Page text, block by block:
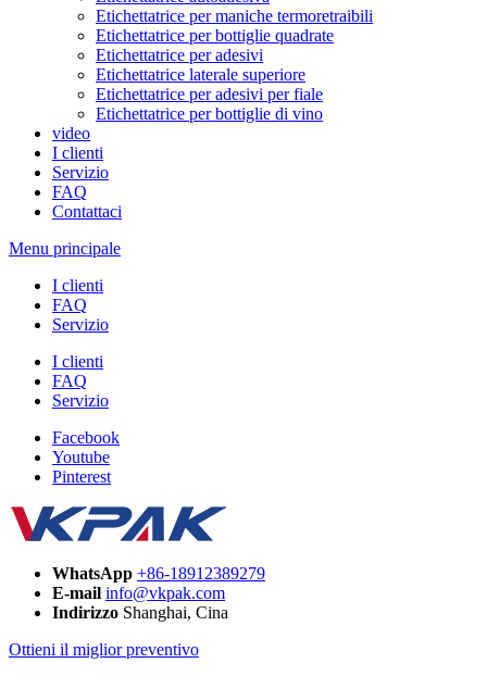
Etichettatrice per maniche termoretraibili
Etichettatrice per bottiglie quadrate
Etichettatrice per adesivi
Etichettatrice laterale superiore
Etichettatrice per adesivi per fiale
Etichettatrice per bottiglie di vino
video
I clienti
Servizio
FAQ
Contattaci
Menu principale
I clienti
FAQ
Servizio
I clienti
FAQ
Servizio
Facebook
Youtube
Pinterest
WhatsApp +86-18912389279
E-mail info@vkpak.com
Indirizzo Shanghai, Cina
Ottieni il miglior preventivo